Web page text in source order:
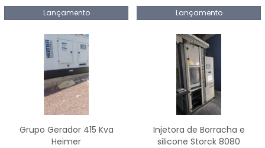
Lançamento Lançamento
Grupo Gerador 415 Kva
Heimer
Injetora de Borracha e
silicone Storck 8080